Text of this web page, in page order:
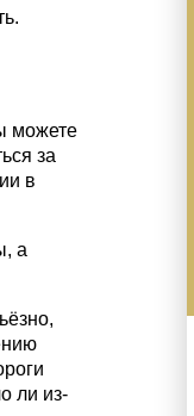
можете
за
в
а
ли из-